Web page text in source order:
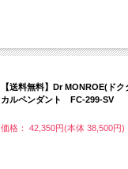
【送料無料】Dr MONROE(ド
カルペンダント FC-299-SV
価格： 42,350円(本体 38,500円)